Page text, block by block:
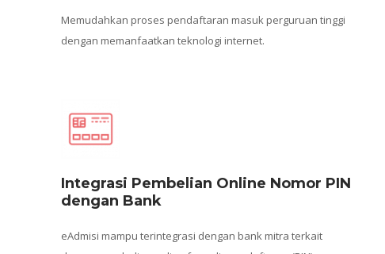
Memudahkan proses pendaftaran masuk perguruan tinggi
dengan memanfaatkan teknologi internet.
Integrasi Pembelian Online Nomor PIN
dengan Bank
eAdmisi mampu terintegrasi dengan bank mitra terkait